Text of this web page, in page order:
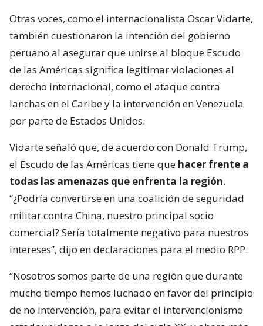
Otras voces, como el internacionalista Oscar Vidarte,
también cuestionaron la intención del gobierno
peruano al asegurar que unirse al bloque Escudo
de las Américas significa legitimar violaciones al
derecho internacional, como el ataque contra
lanchas en el Caribe y la intervención en Venezuela
por parte de Estados Unidos.
Vidarte señaló que, de acuerdo con Donald Trump,
el Escudo de las Américas tiene que hacer frente a
todas las amenazas que enfrenta la región.
“¿Podría convertirse en una coalición de seguridad
militar contra China, nuestro principal socio
comercial? Sería totalmente negativo para nuestros
intereses”, dijo en declaraciones para el medio RPP.
“Nosotros somos parte de una región que durante
mucho tiempo hemos luchado en favor del principio
de no intervención, para evitar el intervencionismo